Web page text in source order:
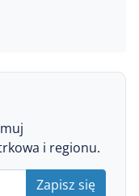
i regionu.
Zapisz się